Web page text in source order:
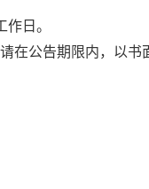
日。
在公告期限内，以